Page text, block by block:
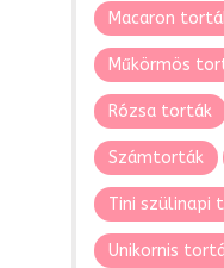
Macaron
Műkörmös
Rózsa torták
Számtorták
Tini szülinapi
Unikornis